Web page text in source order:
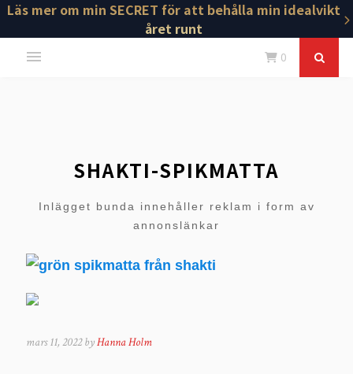
Läs mer om min SECRET för att behålla min idealvikt
året runt
0
SHAKTI-SPIKMATTA
Inlägget bunda innehåller reklam i form av
annonslänkar
mars 11, 2022 byHanna Holm